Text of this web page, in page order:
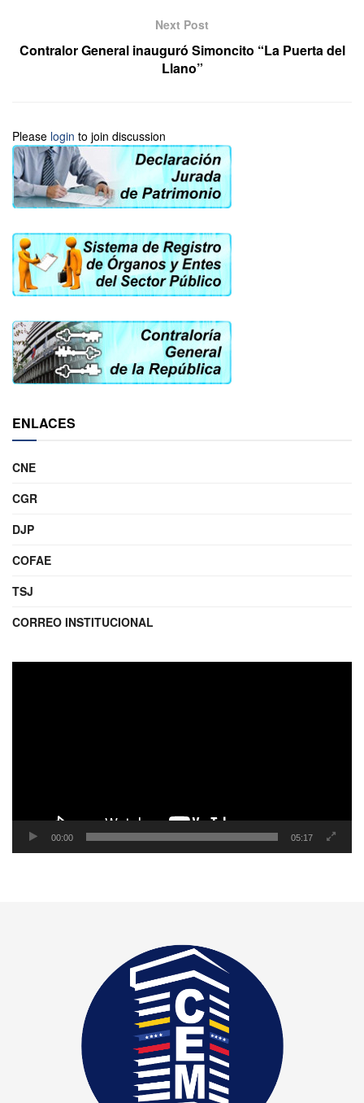
Next Post
Contralor General inauguró Simoncito “La Puerta del
Llano”
Please login to join discussion
ENLACES
CNE
CGR
DJP
COFAE
TSJ
CORREO INSTITUCIONAL
00:00 05:17